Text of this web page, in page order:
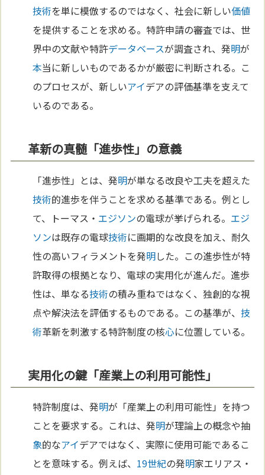
技術を単に模倣するのではなく、社会に新しい価値
を提供することを求める。特許申請の審査では、世
界中の文献や特許データベースが調査され、発明が
本当に新しいものであるかが厳密に判断される。こ
のプロセスが、新しいアイデアの評価基準を支えて
いるのである。
革新の真髄「進歩性」の意義
「進歩性」とは、発明が単なる改良や工夫を超えた
技術的進歩を伴うことを求める基準である。例とし
て、トーマス・ エジソンの電球が挙げられる。 エジ
ソンは既存の電球技術に画期的な改良を加え、耐久
性の高いフィラメントを発明した。この進歩性が特
許取得の根拠となり、電球の実用化が進んだ。進歩
性は、単なる技術の積み重ねではなく、独創的な視
点や解決法を評価するものである。この基準が、技
術革新を刺激する特許制度の核心に位置している。
実用化の鍵「産業上の利用可能性」
特許制度は、発明が「産業上の利用可能性」を持つ
ことを要求する。これは、発明が理論上の概念や抽
象的なアイデアではなく、実際に使用可能であるこ
とを意味する。例えば、 19世紀の発明家エリアス・